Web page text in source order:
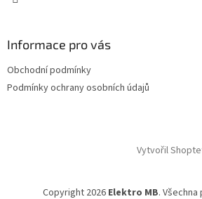
Informace pro vás
Obchodní podmínky
Podmínky ochrany osobních údajů
Vytvořil
Copyright 2026 Elektro MB.